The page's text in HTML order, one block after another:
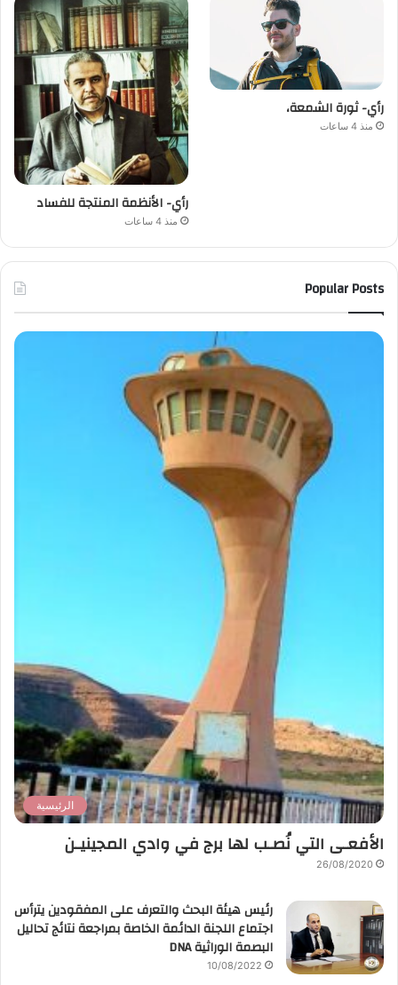
رأي- ثورة الشمعة،
منذ 4 ساعات
رأي- الأنظمة المنتجة للفساد
منذ 4 ساعات
Popular Posts
الرئيسية
الأفعـى التي نُصـب لها برج في وادي المجينيـن
26/08/2020
رئيس هيئة البحث والتعرف على المفقودين يترأس
اجتماع اللجنة الدائمة الخاصة بمراجعة نتائج تحاليل
البصمة الوراثية DNA
10/08/2022